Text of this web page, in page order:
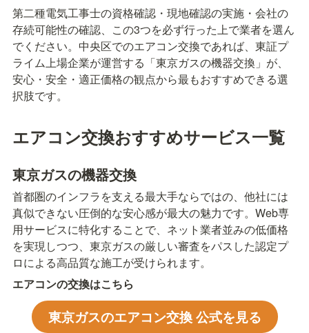
第二種電気工事士の資格確認・現地確認の実施・会社の
存続可能性の確認、この3つを必ず行った上で業者を選ん
でください。中央区でのエアコン交換であれば、東証プ
ライム上場企業が運営する「東京ガスの機器交換」が、
安心・安全・適正価格の観点から最もおすすめできる選
択肢です。
エアコン交換おすすめサービス一覧
東京ガスの機器交換
首都圏のインフラを支える最大手ならではの、他社には
真似できない圧倒的な安心感が最大の魅力です。Web専
用サービスに特化することで、ネット業者並みの低価格
を実現しつつ、東京ガスの厳しい審査をパスした認定プ
ロによる高品質な施工が受けられます。
エアコンの交換はこちら
東京ガスのエアコン交換 公式を見る